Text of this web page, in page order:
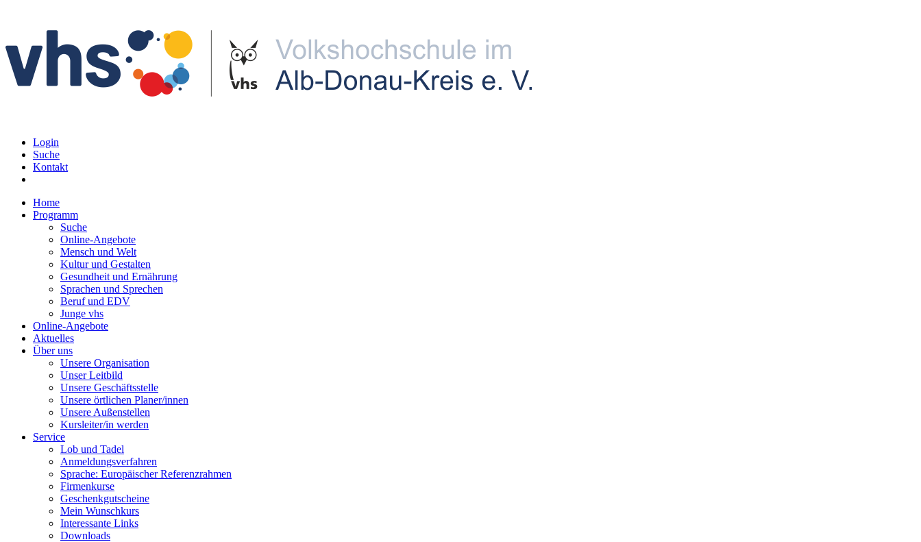
Login
Suche
Kontakt
Home
Programm
Suche
Online-Angebote
Mensch und Welt
Kultur und Gestalten
Gesundheit und Ernährung
Sprachen und Sprechen
Beruf und EDV
Junge vhs
Online-Angebote
Aktuelles
Über uns
Unsere Organisation
Unser Leitbild
Unsere Geschäftsstelle
Unsere örtlichen Planer/innen
Unsere Außenstellen
Kursleiter/in werden
Service
Lob und Tadel
Anmeldungsverfahren
Sprache: Europäischer Referenzrahmen
Firmenkurse
Geschenkgutscheine
Mein Wunschkurs
Interessante Links
Downloads